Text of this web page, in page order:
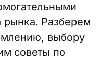
рынка. Разберем
выбору
советы по